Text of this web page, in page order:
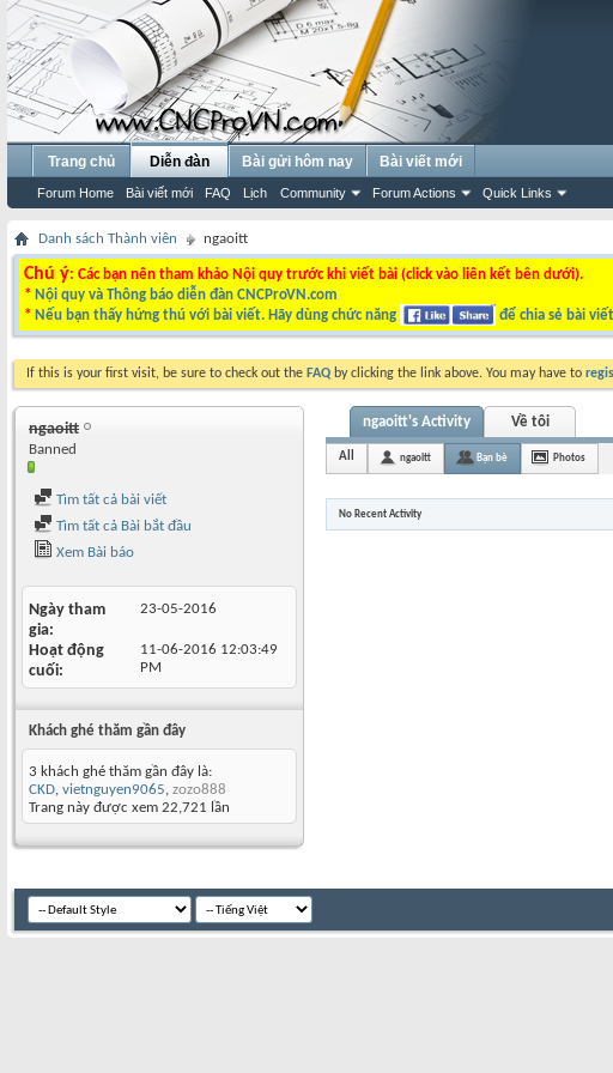
Trang chủ Diễn đàn
Forum Home Bài viết mới FAQ Lịch Community Forum Actions Quick Links
Bài gửi hôm nay Bài viết mới
Danh sách Thành viên ngaoitt
Chú ý: Các bạn nên tham khảo Nội quy trước khi viết bài (click vào liên kết bên dưới).
* Nội quy và Thông báo diễn đàn CNCProVN.com
* Nếu bạn thấy hứng thú với bài viết. Hãy dùng chức năng để chia sẻ bài
If this is your first visit, be sure to check out the FAQ by clicking the link above. You may have to
ngaoitt
Banned
Tìm tất cả bài viết
Tìm tất cả Bài bắt đầu
Xem Bài báo
Ngày tham
gia
23-05-2016
Hoạt động
cuối
11-06-2016 12:03:49
PM
Khách ghé thăm gần đây
3 khách ghé thăm gần đây là:
CKD, vietnguyen9065, zozo888
Trang này được xem 22,721 lần
ngaoitt's Activity Về tôi
All ngaoitt Bạn bè Photos
No Recent Activity